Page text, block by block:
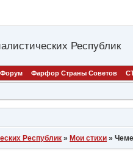
Республик
Форум Фарфор Страны Советов
Республик » Мои стихи »